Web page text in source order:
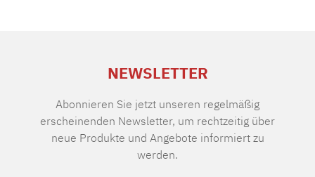
NEWSLETTER
Abonnieren Sie jetzt unseren regelmäßig
erscheinenden Newsletter, um rechtzeitig über
neue Produkte und Angebote informiert zu
werden.